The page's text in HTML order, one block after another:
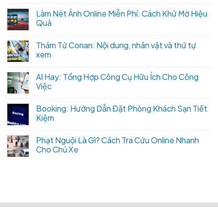
Làm Nét Ảnh Online Miễn Phí: Cách Khử Mờ Hiệu
Quả
Thám Tử Conan: Nội dung, nhân vật và thứ tự
xem
AI Hay: Tổng Hợp Công Cụ Hữu Ích Cho Công
Việc
Booking: Hướng Dẫn Đặt Phòng Khách Sạn Tiết
Kiệm
Phạt Nguội Là Gì? Cách Tra Cứu Online Nhanh
Cho Chủ Xe